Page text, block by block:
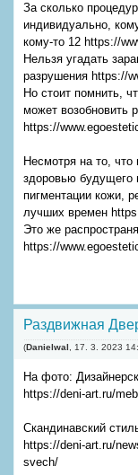
За сколько
индивидуально,
кому-то 12 https://
Нельзя угадать
разрушения https://
Но стоит помнить,
может возобновить
https://
Несмотря на то, что
здоровью будущего
пигментации кожи,
лучших времен
Это же
https://
Раздвижная
(Danielwal 17. 3. 2023
На фото:
https://deni-art.ru/
Скандинавский
https://deni-art.ru/
svech/